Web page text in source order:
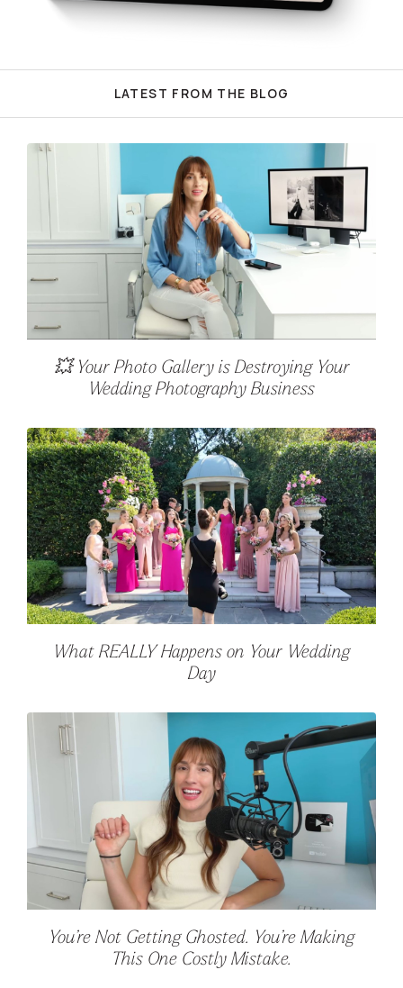
LATEST FROM THE BLOG
💥 Your Photo Gallery is Destroying Your
Wedding Photography Business
What REALLY Happens on Your Wedding
Day
You’re Not Getting Ghosted. You’re Making
This One Costly Mistake.